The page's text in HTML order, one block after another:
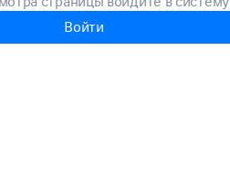
Войти